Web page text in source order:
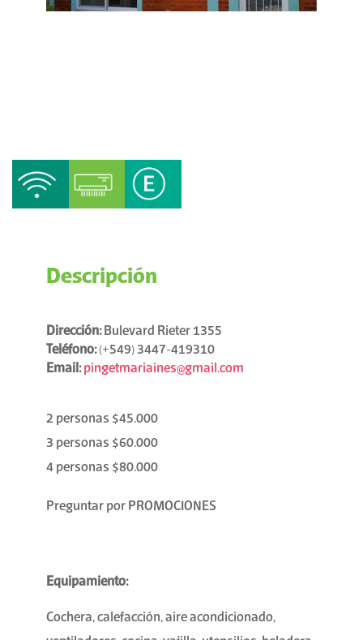
Descripción
Dirección:Bulevard Rieter 1355
Teléfono:(+549) 3447-419310
Email: pingetmariaines@gmail.com
2 personas $45.000
3 personas $60.000
4 personas $80.000
Preguntar por PROMOCIONES
Equipamiento:
Cochera, calefacción, aire acondicionado,